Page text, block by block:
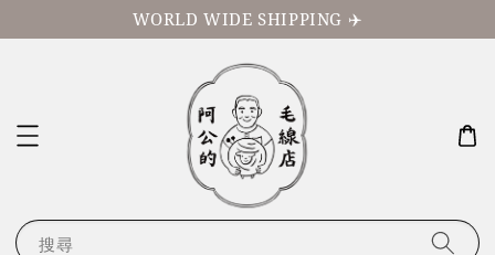
WORLD WIDE SHIPPING ✈️
搜尋